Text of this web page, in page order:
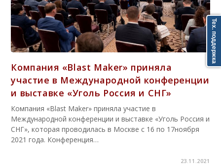
Компания «Blast Maker» приняла
участие в Международной конференции
и выставке «Уголь Россия и СНГ»
Компания «Blast Maker» приняла участие в
Международной конференции и выставке «Уголь Россия и
СНГ», которая проводилась в Москве с 16 по 17ноября
2021 года. Конференция…
23.11.2021
Тех. поддержка